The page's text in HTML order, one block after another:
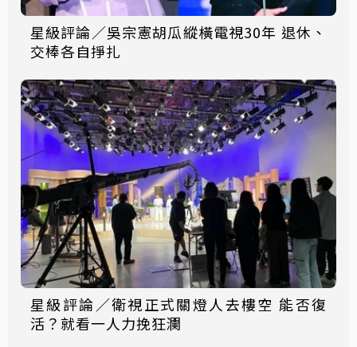
星級評論／吳宗憲胡瓜縱橫電視30年 退休、
交棒各自掙扎
星級評論／衛視正式關燈人去樓空 能否復
活？就看一人力挽狂瀾